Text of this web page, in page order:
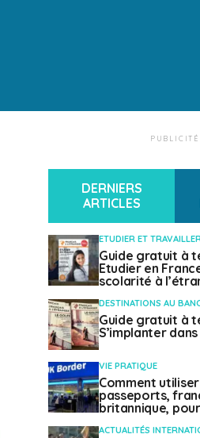
PUBLICITÉ
DERNIERS
ARTICLES
ETUDIER ET
Guide gratuit à
Etudier en
scolarité à
DESTINATIONS AU
Guide gratuit à
S’implanter
VIE PRATIQUE
Comment
passeports,
britannique,
ACTUALITÉS